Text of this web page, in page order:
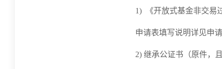
1) 《开放式基金非交易
申请表填写说明详见申
2) 继承公证书（原件，